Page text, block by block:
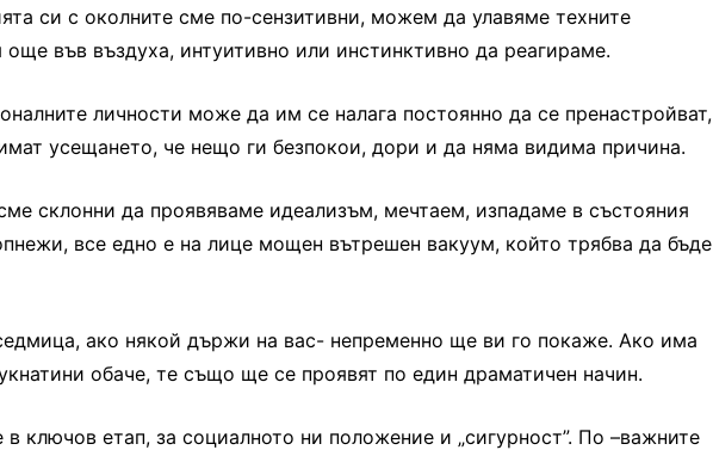
си с околните сме по-сензитивни, можем да улавяме техните
още във въздуха, интуитивно или инстинктивно да реагираме.
личности може да им се налага постоянно да се пренастройват,
усещането, че нещо ги безпокои, дори и да няма видима причина.
склонни да проявяваме идеализъм, мечтаем, изпадаме в състояния
все едно е на лице мощен вътрешен вакуум, който трябва да бъде
ако някой държи на вас- непременно ще ви го покаже. Ако има
обаче, те също ще се проявят по един драматичен начин.
ключов етап, за социалното ни положение и „сигурност”. По –важните